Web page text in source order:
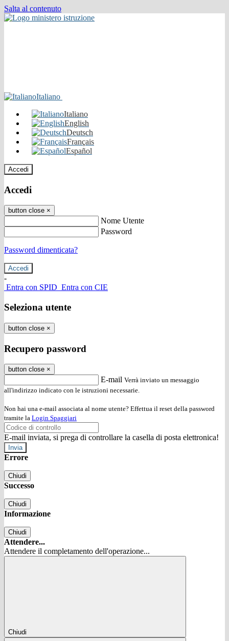
Salta al contenuto
Italiano
Italiano
English
Deutsch
Français
Español
Accedi
Accedi
button close ×
Nome Utente
Password
Password dimenticata?
-
Entra con SPID Entra con CIE
Seleziona utente
button close ×
Recupero password
button close ×
E-mail Verrà inviato un messaggio
all'indirizzo indicato con le istruzioni necessarie.
Non hai una e-mail associata al nome utente? Effettua il reset della password
tramite la Login Spaggiari
E-mail inviata, si prega di controllare la casella di posta elettronica!
Errore
Chiudi
Successo
Chiudi
Informazione
Chiudi
Attendere...
Attendere il completamento dell'operazione...
Chiudi